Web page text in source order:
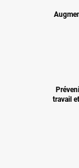
travail